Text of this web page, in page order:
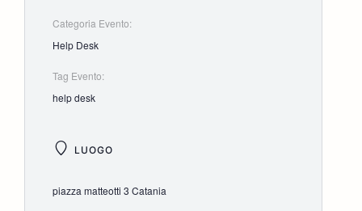
Categoria Evento:
Help Desk
Tag Evento:
help desk
LUOGO
piazza matteotti 3 Catania